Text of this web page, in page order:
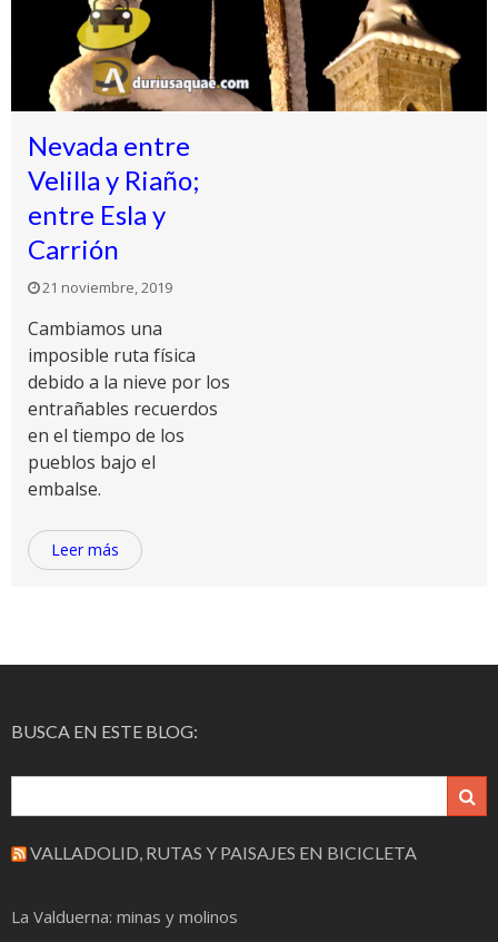
Nevada entre
Velilla y Riaño;
entre Esla y
Carrión
21 noviembre, 2019
Cambiamos una
imposible ruta física
debido a la nieve por los
entrañables recuerdos
en el tiempo de los
pueblos bajo el
embalse.
Leer más
BUSCA EN ESTE BLOG:
VALLADOLID, RUTAS Y PAISAJES EN BICICLETA
La Valduerna: minas y molinos